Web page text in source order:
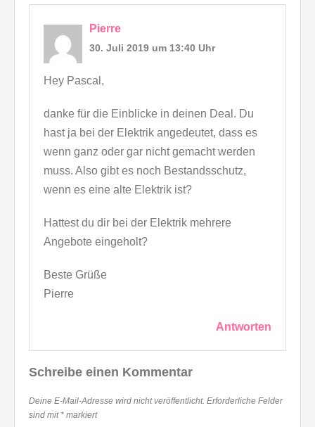
Pierre
30. Juli 2019 um 13:40 Uhr
Hey Pascal,
danke für die Einblicke in deinen Deal. Du
hast ja bei der Elektrik angedeutet, dass es
wenn ganz oder gar nicht gemacht werden
muss. Also gibt es noch Bestandsschutz,
wenn es eine alte Elektrik ist?
Hattest du dir bei der Elektrik mehrere
Angebote eingeholt?
Beste Grüße
Pierre
Antworten
Schreibe einen Kommentar
Deine E-Mail-Adresse wird nicht veröffentlicht. Erforderliche Felder
sind mit * markiert